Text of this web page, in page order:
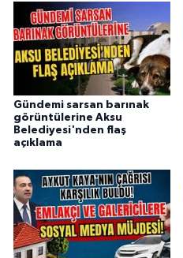
Gündemi sarsan barınak
görüntülerine Aksu
Belediyesi'nden flaş
açıklama